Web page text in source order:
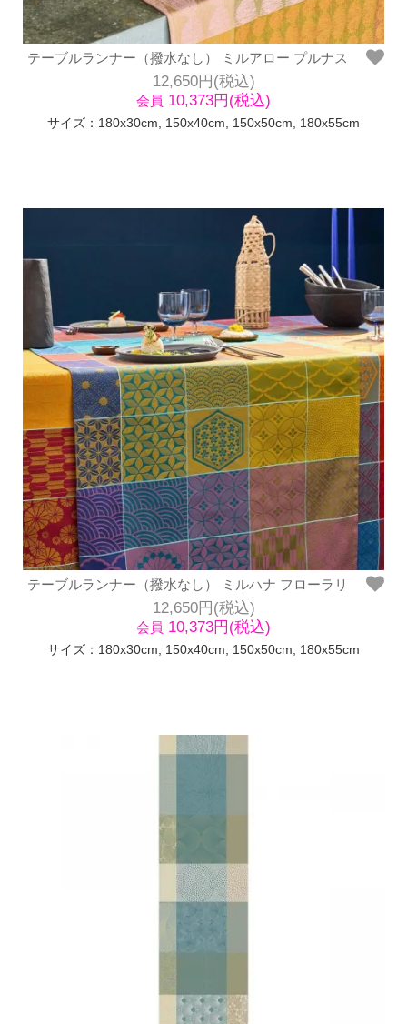
テーブルランナー（撥水なし） ミルアロー プルナス
12,650円(税込)
会員 10,373円(税込)
サイズ：180x30cm, 150x40cm, 150x50cm, 180x55cm
テーブルランナー（撥水なし） ミルハナ フローラリ
12,650円(税込)
会員 10,373円(税込)
サイズ：180x30cm, 150x40cm, 150x50cm, 180x55cm